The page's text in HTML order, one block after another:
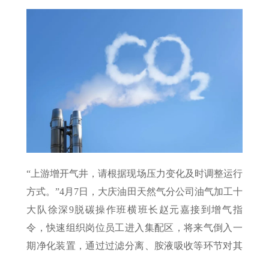
“上游增开气井，请根据现场压力变化及时调整运行
方式。”4月7日，大庆油田天然气分公司油气加工十
大队徐深9脱碳操作班横班长赵元嘉接到增气指
令，快速组织岗位员工进入集配区，将来气倒入一
期净化装置，通过过滤分离、胺液吸收等环节对其